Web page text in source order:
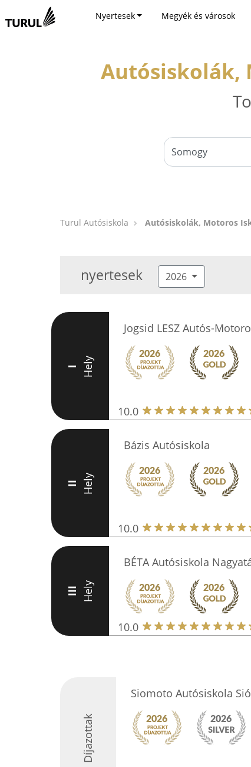
Nyertesek Megyék és városok
Autósiskolák,
Turul Autósiskola Autósiskolák, Motoros
nyertesek 2026
I Hely
Jogsid LESZ Autós-
10.0
II Hely
Bázis Autósiskola
10.0
III Hely
BÉTA Autósiskola
10.0
Díjazottak
Siomoto Autósiskola